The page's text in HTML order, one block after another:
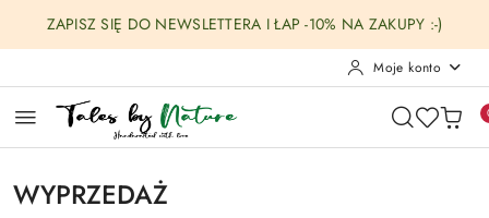
Przejdź do treści głównej
Przejdź do wyszukiwarki
Przejdź do moje konto
Przejdź do menu głównego
Przejdź do stopki
ZAPISZ SIĘ DO NEWSLETTERA I ŁAP -10% NA ZAKUPY :-)
Moje konto
WYPRZEDAŻ